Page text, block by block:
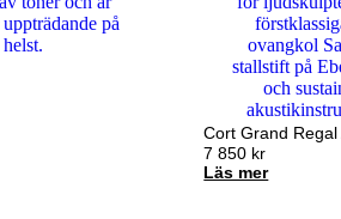
Cort Grand
7 850 kr
Läs mer